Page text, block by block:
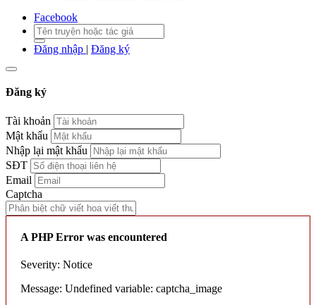
Facebook
Đăng nhập | Đăng ký
Đăng ký
Tài khoản
Mật khẩu
Nhập lại mật khẩu
SĐT
Email
Captcha
A PHP Error was encountered
Severity: Notice
Message: Undefined variable: captcha_image